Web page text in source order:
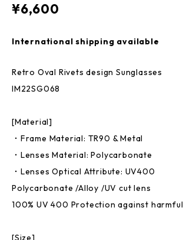
¥6,600
International shipping available
Retro Oval Rivets design Sunglasses
IM22SG068
[Material]
・Frame Material: TR90 & Metal
・Lenses Material: Polycarbonate
・Lenses Optical Attribute: UV400
Polycarbonate /Alloy /UV cut lens
100% UV 400 Protection against harmful
[Size]